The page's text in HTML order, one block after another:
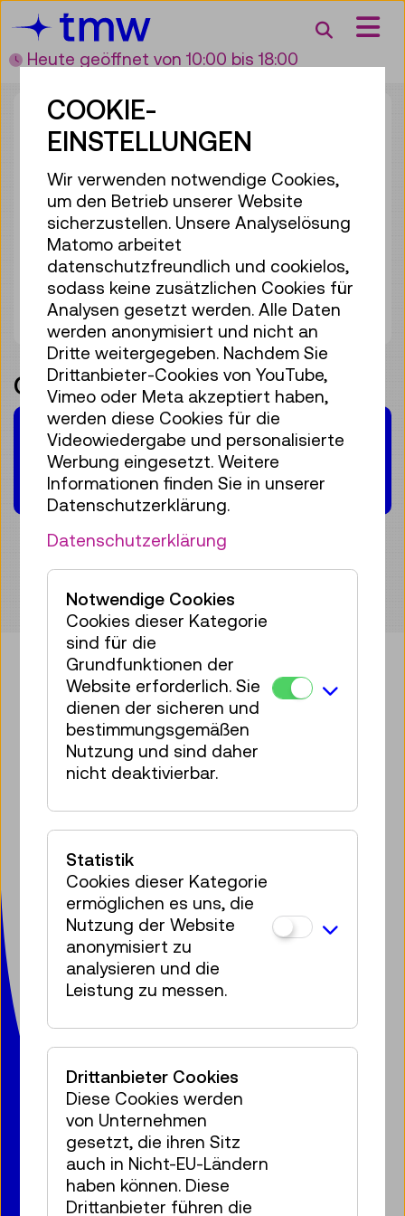
Zum Inhalt
Zum Hauptmenü
Zur Suche
Zur Zielgruppennavigation
Suche
Heute geöffnet von 10:00 bis 18:00
UNESCO - NATIONAL
REGISTER
Gemeinsame Involvements
UNESCO-Weltkulturerbe des Artikels
Österreichs technikhistorisches
Gedächtnis
Bringen Sie etwas Technik in Ihr
Postfach!
Zum Newsletter anmelden
Facebook
Instagram
Pinterest
YouTube
LinkedIn
Bluesky
Technisches Museum Wien
mit Österreichischer Mediathek
Mariahilfer Straße 212
1140 Wien
T:+ 43 1 899 98-0
museumsbox@tmw.at
Presse Vermietung Kontakt
Jobs
Datenschutz
Barrierefreiheitserklärung
Impressum
Cookies
© 2020 – 2026 TMW
COOKIE-
EINSTELLUNGEN
Wir verwenden notwendige Cookies,
um den Betrieb unserer Website
sicherzustellen. Unsere Analyselösung
Matomo arbeitet
datenschutzfreundlich und cookielos,
sodass keine zusätzlichen Cookies für
Analysen gesetzt werden. Alle Daten
werden anonymisiert und nicht an
Dritte weitergegeben. Nachdem Sie
Drittanbieter-Cookies von YouTube,
Vimeo oder Meta akzeptiert haben,
werden diese Cookies für die
Videowiedergabe und personalisierte
Werbung eingesetzt. Weitere
Informationen finden Sie in unserer
Datenschutzerklärung.
Datenschutzerklärung
Notwendige Cookies
Cookies dieser Kategorie
sind für die
Grundfunktionen der
Website erforderlich. Sie
dienen der sicheren und
bestimmungsgemäßen
Nutzung und sind daher
nicht deaktivierbar.
Statistik
Cookies dieser Kategorie
ermöglichen es uns, die
Nutzung der Website
anonymisiert zu
analysieren und die
Leistung zu messen.
Drittanbieter Cookies
Diese Cookies werden
von Unternehmen
gesetzt, die ihren Sitz
auch in Nicht-EU-Ländern
haben können. Diese
Drittanbieter führen die